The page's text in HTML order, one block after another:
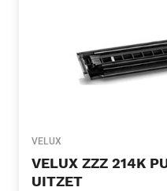
VELUX
VELUX ZZZ 214K
UITZET